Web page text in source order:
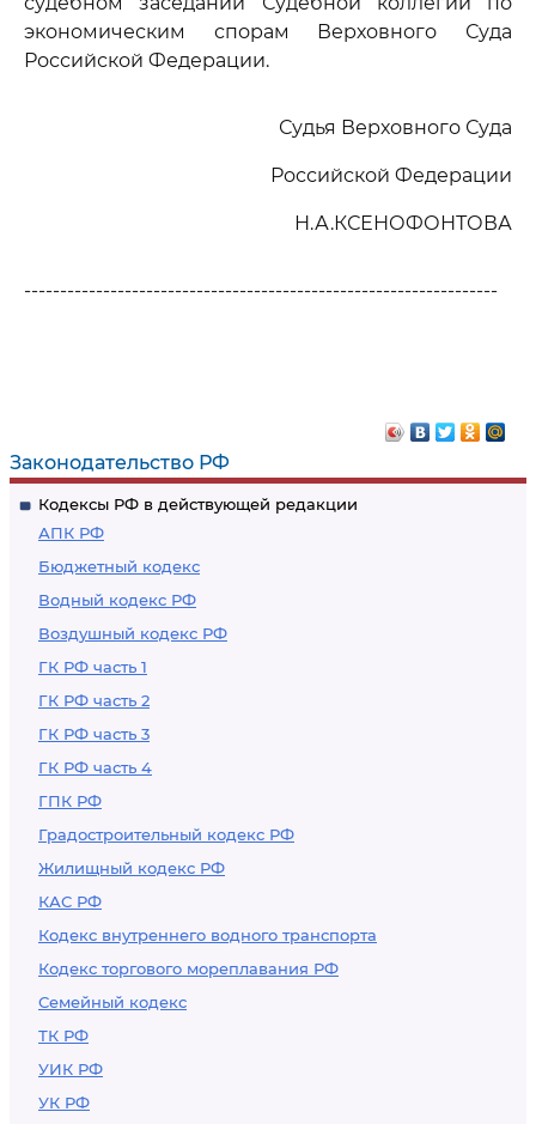
Законодательство РФ
Кодексы РФ в действующей редакции
АПК РФ
Бюджетный кодекс
Водный кодекс РФ
Воздушный кодекс РФ
ГК РФ часть 1
ГК РФ часть 2
ГК РФ часть 3
ГК РФ часть 4
ГПК РФ
Градостроительный кодекс РФ
Жилищный кодекс РФ
КАС РФ
Кодекс внутреннего водного транспорта
Кодекс торгового мореплавания РФ
Семейный кодекс
ТК РФ
УИК РФ
УК РФ
экономическим спорам Верховного Суда
Российской Федерации.
Судья Верховного Суда
Российской Федерации
Н.А.КСЕНОФОНТОВА
------------------------------------------------------------------